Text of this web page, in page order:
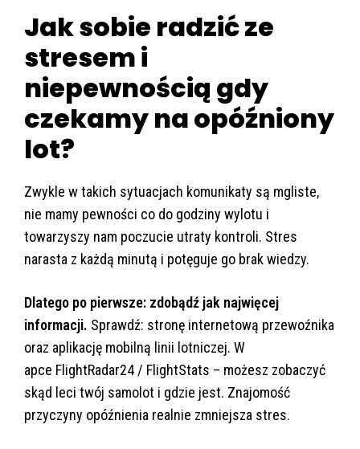
Jak sobie radzić ze
stresem i
niepewnością gdy
czekamy na opóźniony
lot?
Zwykle w takich sytuacjach komunikaty są mgliste,
nie mamy pewności co do godziny wylotu i
towarzyszy nam poczucie utraty kontroli. Stres
narasta z każdą minutą i potęguje go brak wiedzy.
Dlatego po pierwsze: zdobądź jak najwięcej
informacji. Sprawdź: stronę internetową przewoźnika
oraz aplikację mobilną linii lotniczej. W
apce FlightRadar24 / FlightStats – możesz zobaczyć
skąd leci twój samolot i gdzie jest. Znajomość
przyczyny opóźnienia realnie zmniejsza stres.